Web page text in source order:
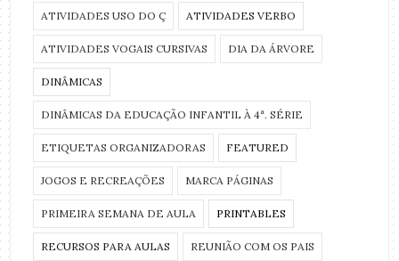
ATIVIDADES USO DO Ç ATIVIDADES VERBO
ATIVIDADES VOGAIS CURSIVAS DIA DA ÁRVORE
DINÂMICAS
DINÂMICAS DA EDUCAÇÃO INFANTIL À 4ª. SÉRIE
ETIQUETAS ORGANIZADORAS FEATURED
JOGOS E RECREAÇÕES MARCA PÁGINAS
PRIMEIRA SEMANA DE AULA PRINTABLES
RECURSOS PARA AULAS REUNIÃO COM OS PAIS